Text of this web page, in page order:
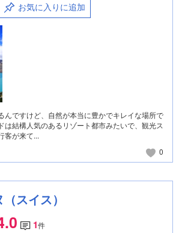
お気に入りに追加
んですけど、自然が本当に豊かでキレイな場所で
は結構人気のあるリゾート都市みたいで、観光ス
客が来て...
0
スイス）
1件